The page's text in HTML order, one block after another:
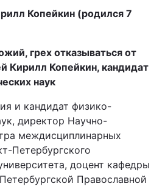
Копейкин (родился 7
грех отказываться от
Кирилл Копейкин, кандидат
наук
и кандидат физико-
директор Научно-
междисциплинарных
Петербургского
доцент кафедры
Православной